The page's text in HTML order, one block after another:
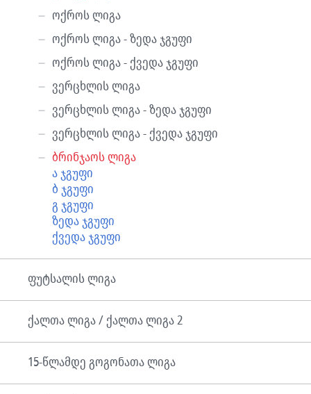
ოქროს ლიგა
ოქროს ლიგა - ზედა ჯგუფი
ოქროს ლიგა - ქვედა ჯგუფი
ვერცხლის ლიგა
ვერცხლის ლიგა - ზედა ჯგუფი
ვერცხლის ლიგა - ქვედა ჯგუფი
ბრინჯაოს ლიგა
ა ჯგუფი
ბ ჯგუფი
გ ჯგუფი
ზედა ჯგუფი
ქვედა ჯგუფი
ფუტსალის ლიგა
ქალთა ლიგა / ქალთა ლიგა 2
15-წლამდე გოგონათა ლიგა